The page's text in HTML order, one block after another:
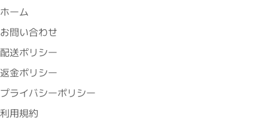
ホーム
お問い合わせ
配送ポリシー
返金ポリシー
プライバシーポリシー
利用規約